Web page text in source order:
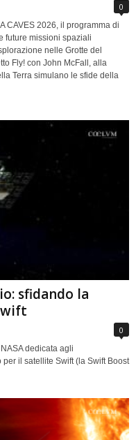
0
CAVES 2026, il programma di
future missioni spaziali
nelle Grotte del
Fly! con John McFall, alla
Terra simulano le sfide della
sfidando la
0
dedicata agli
il satellite Swift (la Swift Boost